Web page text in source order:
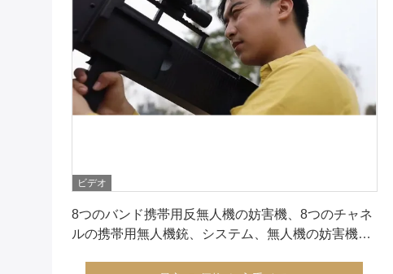
ビデオ
8つのバンド携帯用反無人機の妨害機、8つのチャネ
ルの携帯用無人機銃、システム、無人機の妨害機を